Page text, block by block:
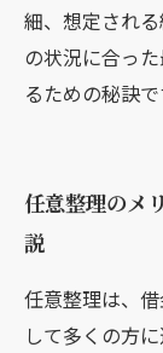
細、想定され
の状況に合っ
るための秘訣で
任意整理のメ
説
任意整理は、
して多くの方